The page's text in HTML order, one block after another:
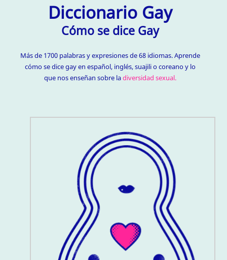
Diccionario Gay
Cómo se dice Gay
Más de 1700 palabras y expresiones de 68 idiomas. Aprende
cómo se dice gay en español, inglés, suajili o coreano y lo
que nos enseñan sobre ladiversidad sexual.